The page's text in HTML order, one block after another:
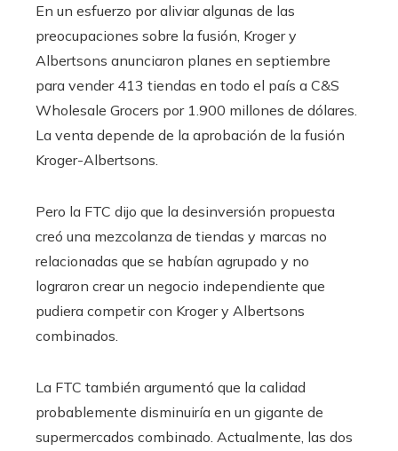
En un esfuerzo por aliviar algunas de las
preocupaciones sobre la fusión, Kroger y
Albertsons anunciaron planes en septiembre
para vender 413 tiendas en todo el país a C&S
Wholesale Grocers por 1.900 millones de dólares.
La venta depende de la aprobación de la fusión
Kroger-Albertsons.
Pero la FTC dijo que la desinversión propuesta
creó una mezcolanza de tiendas y marcas no
relacionadas que se habían agrupado y no
lograron crear un negocio independiente que
pudiera competir con Kroger y Albertsons
combinados.
La FTC también argumentó que la calidad
probablemente disminuiría en un gigante de
supermercados combinado. Actualmente, las dos